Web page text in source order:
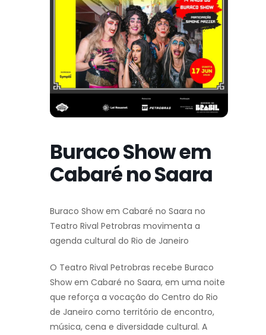
Buraco Show em
Cabaré no Saara
Buraco Show em Cabaré no Saara no
Teatro Rival Petrobras movimenta a
agenda cultural do Rio de Janeiro
O Teatro Rival Petrobras recebe Buraco
Show em Cabaré no Saara, em uma noite
que reforça a vocação do Centro do Rio
de Janeiro como território de encontro,
música, cena e diversidade cultural. A